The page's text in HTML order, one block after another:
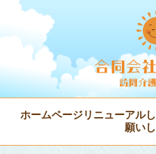
ホームページリニューアル
願いし